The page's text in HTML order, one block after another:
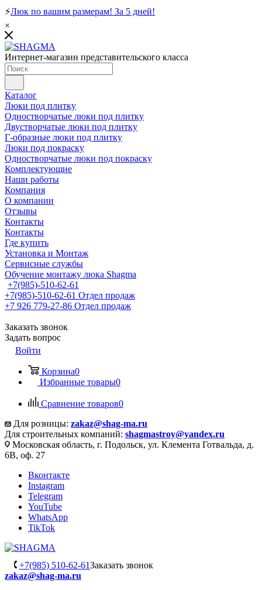
⚡Люк по вашим размерам! За 5 дней!
×
Интернет-магазин представительского класса
Каталог
Люки под плитку
Одностворчатые люки под плитку
Двустворчатые люки под плитку
Г-образные люки под плитку
Люки под покраску
Одностворчатые люки под покраску
Комплектующие
Наши работы
Компания
О компании
Отзывы
Контакты
Контакты
Где купить
Установка и Монтаж
Сервисные службы
Обучение монтажу люка Shagma
+7(985)-510-62-61
+7(985)-510-62-61 Отдел продаж
‪+7 926 779-27-86‬ Отдел продаж
Заказать звонок
Задать вопрос
Войти
Корзина0
Избранные товары0
Сравнение товаров0
Для розницы: zakaz@shag-ma.ru
Для строительных компаний: shagmastroy@yandex.ru
Московская область, г. Подольск, ул. Клемента Готвальда, д.
6В, оф. 27
Вконтакте
Instagram
Telegram
YouTube
WhatsApp
TikTok
+7(985) 510-62-61Заказать звонок
zakaz@shag-ma.ru